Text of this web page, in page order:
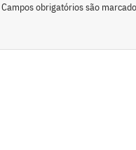
Campos obrigatórios são